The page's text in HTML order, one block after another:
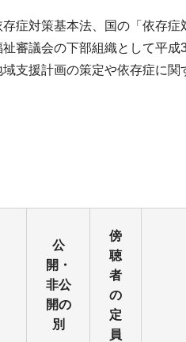
症対策基本法、国の「依存
審議会の下部組織として平成
支援計画の策定や依存症に
公
開・
非公
開の
別
傍
聴
者
の
定
員